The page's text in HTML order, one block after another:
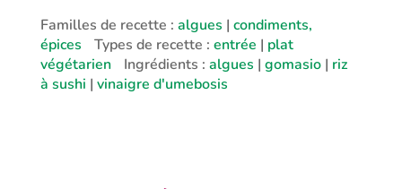
Familles de recette : algues | condiments,
épices
Types de recette : entrée | plat
végétarien
Ingrédients : algues | gomasio| riz
à sushi | vinaigre d'umebosis